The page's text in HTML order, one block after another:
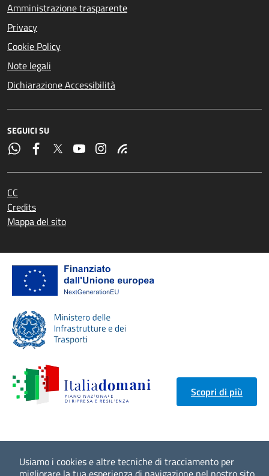
Usiamo i cookies e altre tecniche di tracciamento per
Amministrazione trasparente
Privacy
Cookie Policy
Note legali
Dichiarazione Accessibilità
SEGUICI SU
CC
Credits
Mappa del sito
Scopri di più